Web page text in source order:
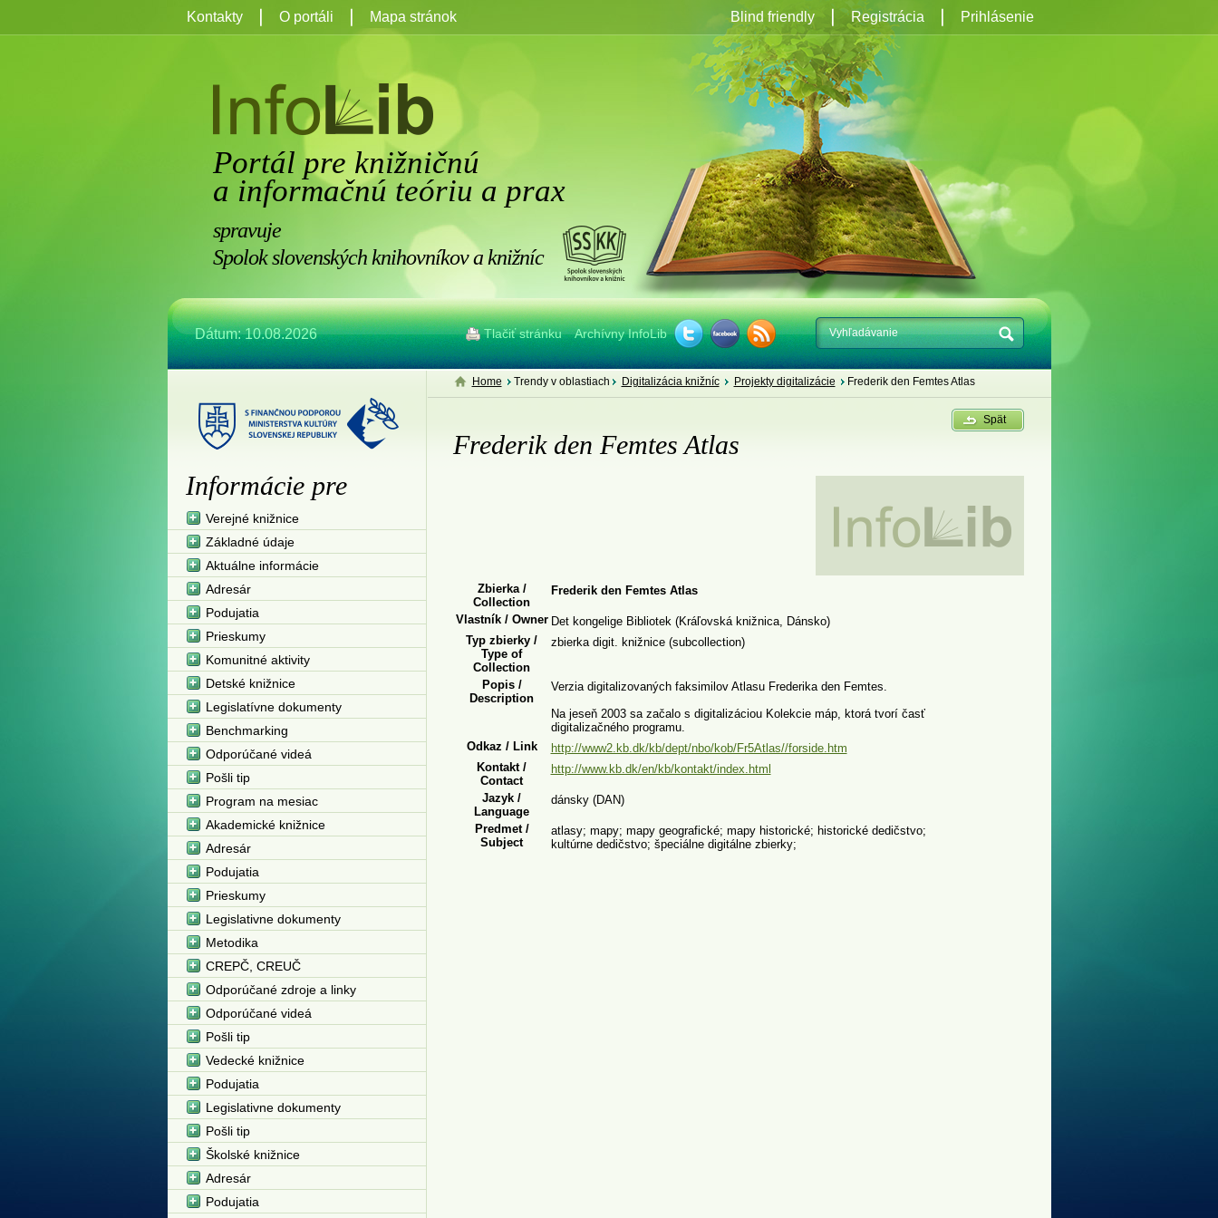
Portál pre knižničnú
a informačnú teóriu a prax
spravuje
Spolok slovenských knihovníkov a knižníc
Dátum: 10.08.2026 Tlačiť stránku Archívny InfoLib
Kontakty O portáli Mapa stránok Registrácia Prihlásenie
Blind friendly
Home Trendy v oblastiach Digitalizácia knižníc Projekty digitalizácie Frederik den Femtes Atlas
Spät
Frederik den Femtes Atlas
Zbierka /
Collection
Frederik den Femtes Atlas
Vlastník / Owner Det kongelige Bibliotek (Kráľovská knižnica, Dánsko)
Typ zbierky /
Type of
Collection
zbierka digit. knižnice (subcollection)
Popis /
Description
Verzia digitalizovaných faksimilov Atlasu Frederika den Femtes.
Na jeseň 2003 sa začalo s digitalizáciou Kolekcie máp, ktorá tvorí časť
digitalizačného programu.
Odkaz / Link
http://www2.kb.dk/kb/dept/nbo/kob/Fr5Atlas//forside.htm
Kontakt /
Contact
http://www.kb.dk/en/kb/kontakt/index.html
Jazyk /
Language
dánsky (DAN)
Predmet /
Subject
atlasy; mapy; mapy geografické; mapy historické; historické dedičstvo;
kultúrne dedičstvo; špeciálne digitálne zbierky;
Informácie pre
Verejné knižnice
Základné údaje
Aktuálne informácie
Adresár
Podujatia
Prieskumy
Komunitné aktivity
Detské knižnice
Legislatívne dokumenty
Benchmarking
Odporúčané videá
Pošli tip
Program na mesiac
Akademické knižnice
Adresár
Podujatia
Prieskumy
Legislativne dokumenty
Metodika
CREPČ, CREUČ
Odporúčané zdroje a linky
Odporúčané videá
Pošli tip
Vedecké knižnice
Podujatia
Legislativne dokumenty
Pošli tip
Školské knižnice
Adresár
Podujatia